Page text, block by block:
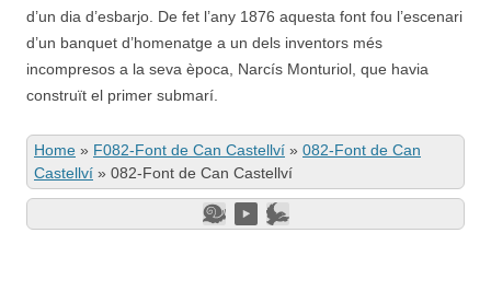
d’un dia d’esbarjo. De fet l’any 1876 aquesta font fou l’escenari
d’un banquet d’homenatge a un dels inventors més
incompresos a la seva època, Narcís Monturiol, que havia
construït el primer submarí.
Home » F082-Font de Can Castellví » 082-Font de Can
Castellví » 082-Font de Can Castellví